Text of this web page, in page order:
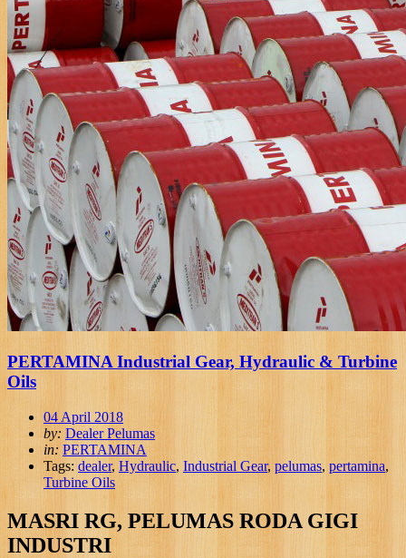
PERTAMINA Industrial Gear, Hydraulic & Turbine
Oils
04 April 2018
by: Dealer Pelumas
in: PERTAMINA
Tags: dealer, Hydraulic, Industrial Gear, pelumas, pertamina,
Turbine Oils
MASRI RG, PELUMAS RODA GIGI
INDUSTRI